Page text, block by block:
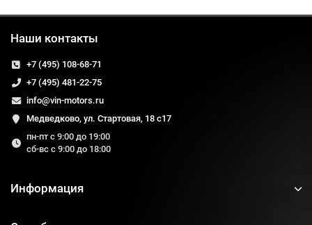
Наши контакты
+7 (495) 108-68-71
+7 (495) 481-22-75
info@vin-motors.ru
Медведково, ул. Стартовая, 18 с17
пн-пт с 9:00 до 19:00
сб-вс с 9:00 до 18:00
Информация